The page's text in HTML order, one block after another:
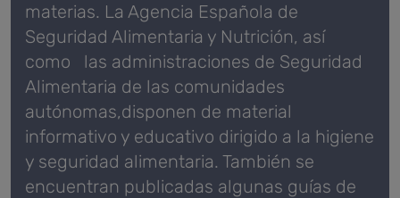
materias. La Agencia Española de
Seguridad Alimentaria y Nutrición, así
como las administraciones de Seguridad
Alimentaria de las comunidades
autónomas,disponen de material
informativo y educativo dirigido a la higiene
y seguridad alimentaria. También se
encuentran publicadas algunas guías de